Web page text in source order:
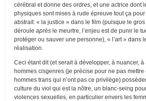
cérébral et donne des ordres, et une actrice dont
physiques sont mises à rude épreuve tout ça
abstrait: « la justice » dans le film (puisque le gros
déroule après le meurtre, l’enjeu est de punir le
protéger ou sauver une personne), « l’art » dans
réalisation.
Ceci étant dit (et serait à développer, à nuancer,
hommes cisgenres (je précise pour ne pas
hommes trans qui n’ont pas ce privilège)
culture du viol qui est la nôtre, un blanc-seing
violences sexuelles, en particulier envers les